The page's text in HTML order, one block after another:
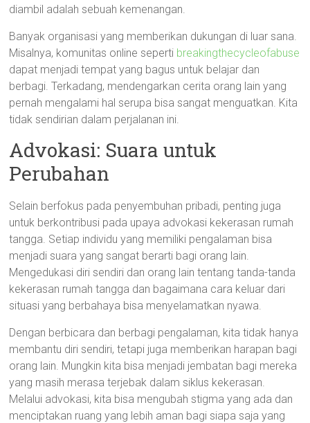
diambil adalah sebuah kemenangan.
Banyak organisasi yang memberikan dukungan di luar sana.
Misalnya, komunitas online seperti breakingthecycleofabuse
dapat menjadi tempat yang bagus untuk belajar dan
berbagi. Terkadang, mendengarkan cerita orang lain yang
pernah mengalami hal serupa bisa sangat menguatkan. Kita
tidak sendirian dalam perjalanan ini.
Advokasi: Suara untuk
Perubahan
Selain berfokus pada penyembuhan pribadi, penting juga
untuk berkontribusi pada upaya advokasi kekerasan rumah
tangga. Setiap individu yang memiliki pengalaman bisa
menjadi suara yang sangat berarti bagi orang lain.
Mengedukasi diri sendiri dan orang lain tentang tanda-tanda
kekerasan rumah tangga dan bagaimana cara keluar dari
situasi yang berbahaya bisa menyelamatkan nyawa.
Dengan berbicara dan berbagi pengalaman, kita tidak hanya
membantu diri sendiri, tetapi juga memberikan harapan bagi
orang lain. Mungkin kita bisa menjadi jembatan bagi mereka
yang masih merasa terjebak dalam siklus kekerasan.
Melalui advokasi, kita bisa mengubah stigma yang ada dan
menciptakan ruang yang lebih aman bagi siapa saja yang